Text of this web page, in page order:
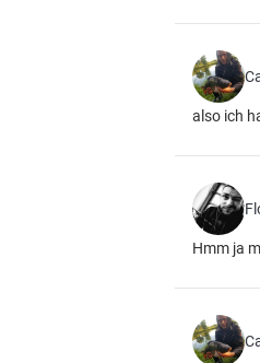
also ich
Hmm ja